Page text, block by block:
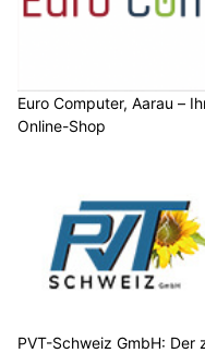
Euro Computer, Aarau –
Online-Shop
PVT-Schweiz GmbH: Der